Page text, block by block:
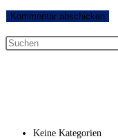
Keine Kategorien